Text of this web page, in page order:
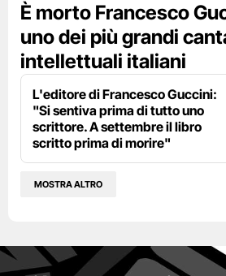
È morto Francesco
uno dei più grandi
intellettuali italiani
L'editore di Francesco Guccini:
"Si sentiva prima di tutto uno
scrittore. A settembre il libro
scritto prima di morire"
MOSTRA ALTRO